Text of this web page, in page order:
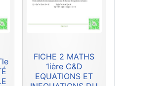
FICHE 2 MATHS
1ière C&D
EQUATIONS ET